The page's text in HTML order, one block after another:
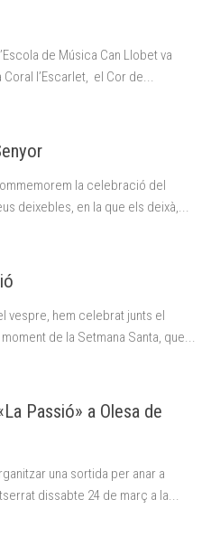
de Música Can Llobet va
l’Escarlet, el Cor de...
la celebració del
deixebles, en la que els deixà,...
vespre, hem celebrat junts el
de la Setmana Santa, que...
Passió» a Olesa de
una sortida per anar a
dissabte 24 de març a la...